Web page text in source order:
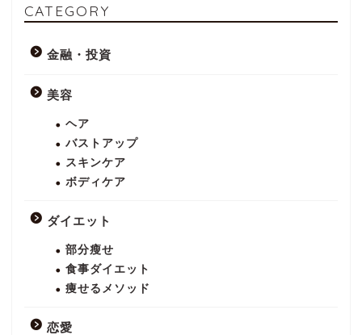
CATEGORY
金融・投資
美容
ヘア
バストアップ
スキンケア
ボディケア
ダイエット
部分瘦せ
食事ダイエット
痩せるメソッド
恋愛